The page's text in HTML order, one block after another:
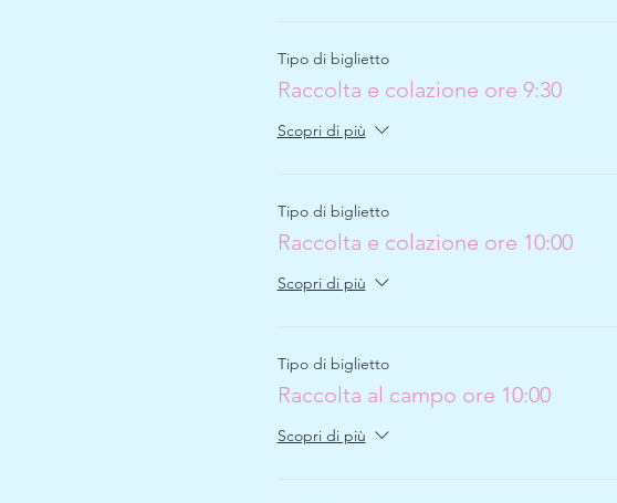
Tipo di biglietto
Raccolta e colazione ore 9:30
Scopri di più
Tipo di biglietto
Raccolta e colazione ore 10:00
Scopri di più
Tipo di biglietto
Raccolta al campo ore 10:00
Scopri di più